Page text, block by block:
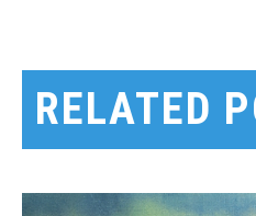
색
RELATED